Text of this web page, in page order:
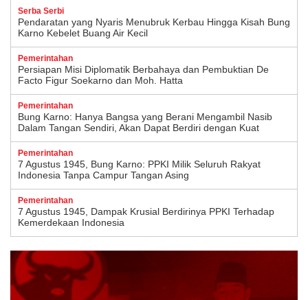
Serba Serbi
Pendaratan yang Nyaris Menubruk Kerbau Hingga Kisah Bung
Karno Kebelet Buang Air Kecil
Pemerintahan
Persiapan Misi Diplomatik Berbahaya dan Pembuktian De
Facto Figur Soekarno dan Moh. Hatta
Pemerintahan
Bung Karno: Hanya Bangsa yang Berani Mengambil Nasib
Dalam Tangan Sendiri, Akan Dapat Berdiri dengan Kuat
Pemerintahan
7 Agustus 1945, Bung Karno: PPKI Milik Seluruh Rakyat
Indonesia Tanpa Campur Tangan Asing
Pemerintahan
7 Agustus 1945, Dampak Krusial Berdirinya PPKI Terhadap
Kemerdekaan Indonesia